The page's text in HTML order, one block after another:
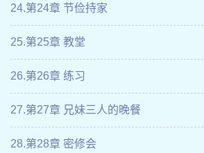
24.第24章 节俭持家
25.第25章 教堂
26.第26章 练习
27.第27章 兄妹三人的晚餐
28.第28章 密修会